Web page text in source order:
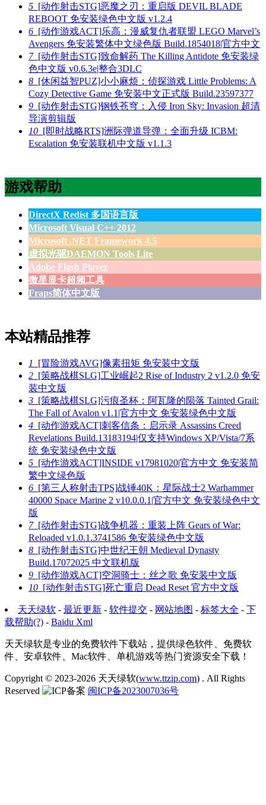
5 [动作射击STG]恶魔之刃：重启版 DEVIL BLADE
REBOOT 免安装绿色中文版 v1.2.4
6 [动作游戏ACT]乐高：漫威复仇者联盟 LEGO Marvel’s
Avengers 免安装繁体中文绿色版 Build.1854018|官方中文
7[动作射击STG]致命解药 The Killing Antidote 免安装绿
色中文版 v0.6.3e|整合3DLC
8 [休闲益智PUZ]小小麻烦：侦探游戏 Little Problems: A
Cozy Detective Game 免安装中文正式版 Build.23597377
9 [动作射击STG]钢铁苍穹：入侵 Iron Sky: Invasion 超清
导演剪辑版
10 [即时战略RTS]洲际弹道导弹：全面升级 ICBM:
Escalation 免安装联机中文版 v1.1.3
游戏帮助
DirectX Redist 多国语言版
Microsoft Visual C++ 2012
Microsoft .NET Framework 4.5
虚拟光驱DAEMON Tools Lite
Adobe Flash Player
微星显卡超频工具
Fraps简体中文版
本站精品推荐
1 [冒险游戏AVG]像素扭矩 免安装中文版
2 [策略战棋SLG]工业崛起2 Rise of Industry 2 v1.2.0 免安
装中文版
3 [策略战棋SLG]污痕圣杯：阿瓦隆的陨落 Tainted Grail:
The Fall of Avalon v1.1|官方中文 免安装绿色中文版
4 [动作游戏ACT]刺客信条：启示录 Assassins Creed
Revelations Build.13183194|仅支持Windows XP/Vista/7系
统 免安装绿色中文版
5 [动作游戏ACT]INSIDE v17981020|官方中文 免安装简
繁中文绿色版
6 [第三人称射击TPS]战锤40K：星际战士2 Warhammer
40000 Space Marine 2 v10.0.0.1|官方中文 免安装绿色中文
版
7[动作射击STG]战争机器：重装上阵 Gears of War:
Reloaded v1.0.1.3741586 免安装绿色中文版
8 [动作射击STG]中世纪王朝 Medieval Dynasty
Build.17072025 中文联机版
9 [动作游戏ACT]空洞骑士：丝之歌 免安装中文版
10 [动作射击STG]死亡重启 Dead Reset 官方中文版
天天绿软 - 最近更新 - 软件提交 - 网站地图 - 标签大全 - 下
载帮助(?) - Baidu Xml
天天绿软是专业的免费软件下载站，提供绿色软件、免费软
件、安卓软件、Mac软件、单机游戏等热门资源安全下载！
Copyright © 2023-2026 天天绿软(www.ttzip.com) . All Rights
Reserved
闽ICP备2023007036号